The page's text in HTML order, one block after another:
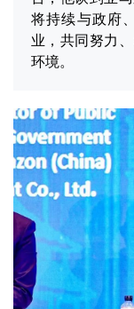
将持续与政府
业，共同努力
环境。